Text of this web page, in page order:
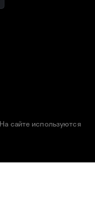
На сайте используются